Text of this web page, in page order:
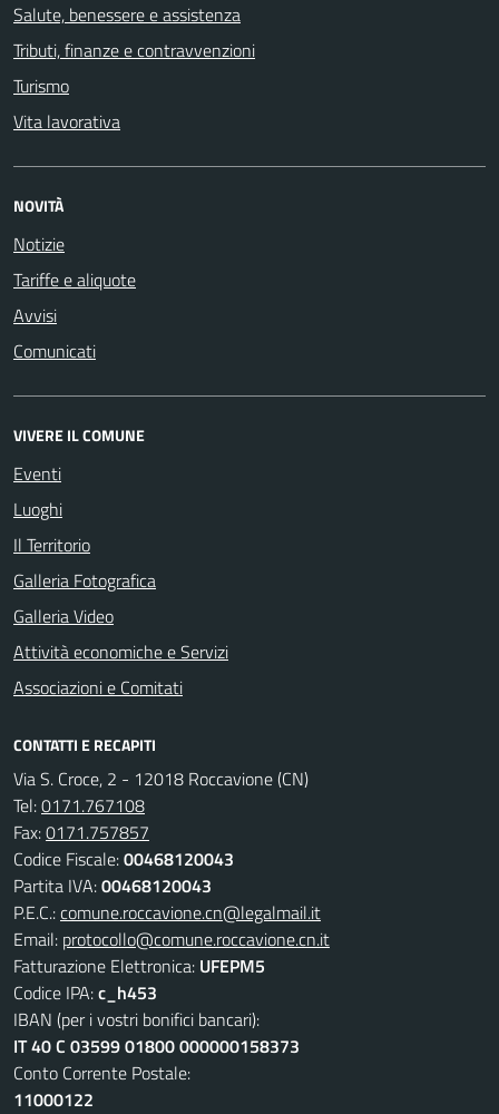
Salute, benessere e assistenza
Tributi, finanze e contravvenzioni
Turismo
Vita lavorativa
NOVITÀ
Notizie
Tariffe e aliquote
Avvisi
Comunicati
VIVERE IL COMUNE
Eventi
Luoghi
Il Territorio
Galleria Fotografica
Galleria Video
Attività economiche e Servizi
Associazioni e Comitati
CONTATTI E RECAPITI
Via S. Croce, 2 - 12018 Roccavione (CN)
Tel:0171.767108
Fax:0171.757857
Codice Fiscale:00468120043
Partita IVA:00468120043
P.E.C.:comune.roccavione.cn@legalmail.it
Email: protocollo@comune.roccavione.cn.it
Fatturazione Elettronica: UFEPM5
Codice IPA:c_h453
IBAN (per i vostri bonifici bancari):
IT 40 C 03599 01800 000000158373
Conto Corrente Postale:
11000122